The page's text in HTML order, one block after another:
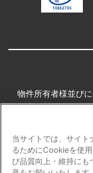
物件所有者様並び
健康経営
プライバシーポリ
障害者の表記につい
当サイトでは、サイト
るためにCookieを使
び品質向上・維持に